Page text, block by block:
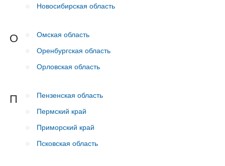
Новосибирская область
О
Омская область
Оренбургская область
Орловская область
П
Пензенская область
Пермский край
Приморский край
Псковская область